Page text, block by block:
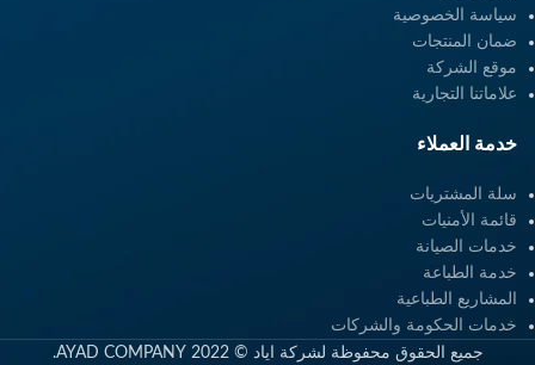
سياسة الخصوصية
ضمان المنتجات
موقع الشركة
علاماتنا التجارية
خدمة العملاء
سلة المشتريات
قائمة الأمنيات
خدمات الصيانة
خدمة الطباعة
المشاريع الطباعية
خدمات الحكومة والشركات
جميع الحقوق محفوظة لشركة اياد © 2022 AYAD COMPANY.